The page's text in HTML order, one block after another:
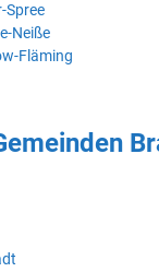
Spree
Neiße
Fläming